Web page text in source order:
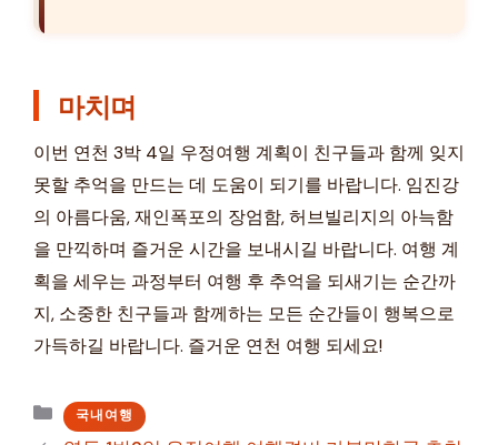
마치며
이번 연천 3박 4일 우정여행 계획이 친구들과 함께 잊지
못할 추억을 만드는 데 도움이 되기를 바랍니다. 임진강
의 아름다움, 재인폭포의 장엄함, 허브빌리지의 아늑함
을 만끽하며 즐거운 시간을 보내시길 바랍니다. 여행 계
획을 세우는 과정부터 여행 후 추억을 되새기는 순간까
지, 소중한 친구들과 함께하는 모든 순간들이 행복으로
가득하길 바랍니다. 즐거운 연천 여행 되세요!
카
테
국내여행